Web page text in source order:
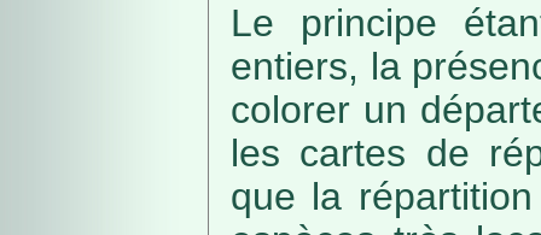
Le principe
entiers, la
colorer un
les cartes de
que la